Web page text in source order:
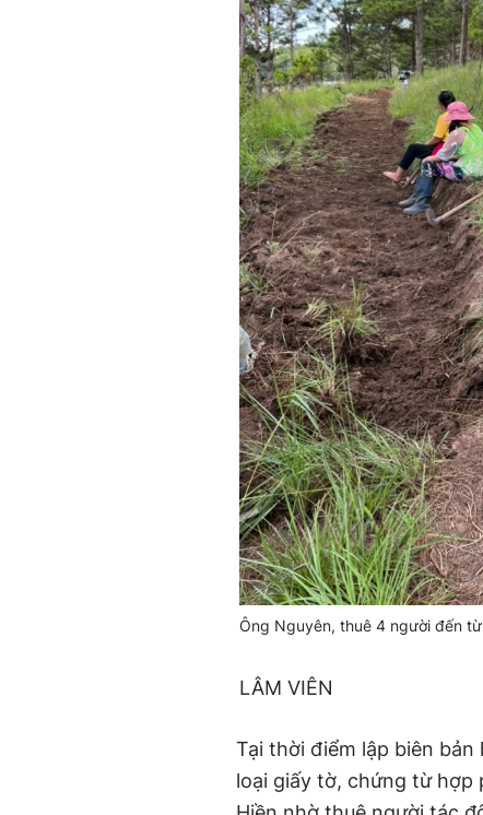
Ông Nguyên, thuê 4 người đến
LÂM VIÊN
Tại thời điểm lập biên
loại giấy tờ, chứng từ hợp